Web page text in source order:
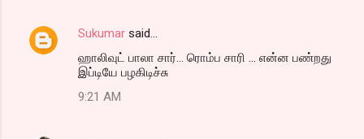
Sukumar said…
ஹாலிவுட் பாலா சார்... ரொம்ப சாரி ... என்ன பண்றது
இப்டியே பழகிடிச்சு
9:21 AM